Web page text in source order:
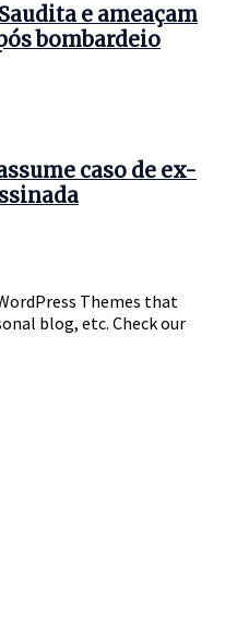
e ameaçam
bombardeio
caso de ex-
Themes that
blog, etc. Check our